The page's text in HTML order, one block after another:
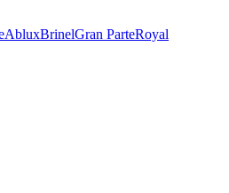
AbluxBrinelGran ParteRoyal